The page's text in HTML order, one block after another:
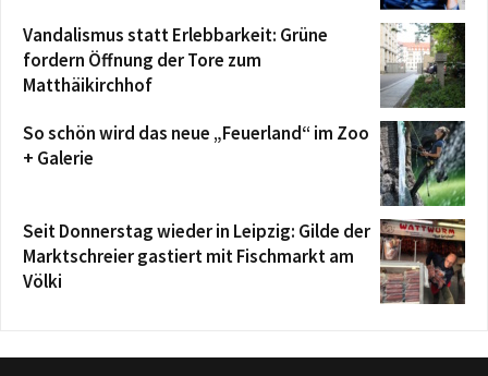
Vandalismus statt Erlebbarkeit: Grüne
fordern Öffnung der Tore zum
Matthäikirchhof
So schön wird das neue „Feuerland“ im Zoo
+ Galerie
Seit Donnerstag wieder in Leipzig: Gilde der
Marktschreier gastiert mit Fischmarkt am
Völki